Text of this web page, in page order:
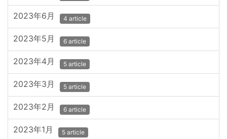
2023年6月 4 article
2023年5月 6 article
2023年4月 5 article
2023年3月 5 article
2023年2月 6 article
2023年1月 5 article